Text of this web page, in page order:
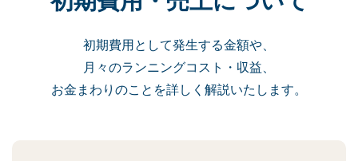
初期費用として発生する金額や、
月々のランニングコスト・収益、
お金まわりのことを詳しく解説いたします。